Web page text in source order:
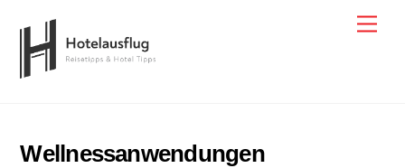
content
Wellnessanwendungen